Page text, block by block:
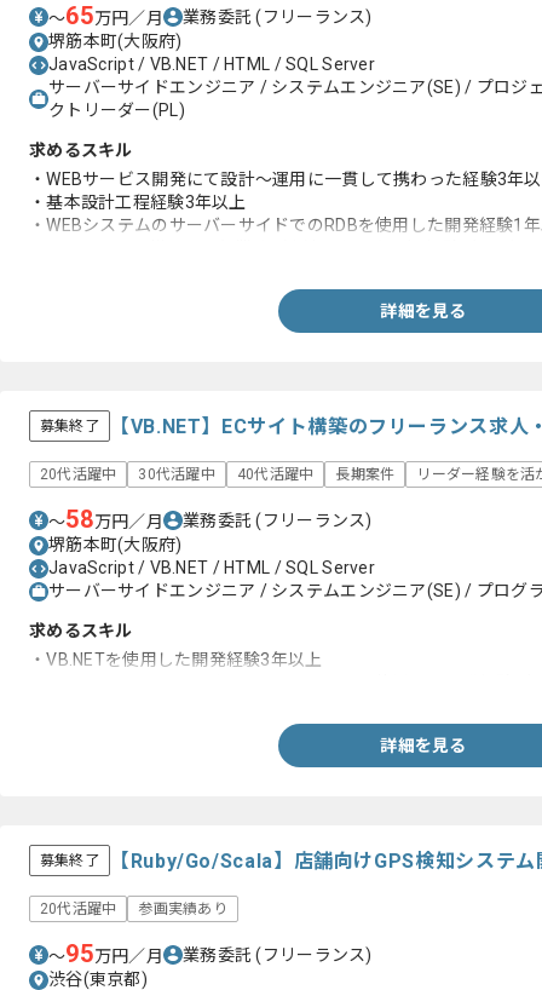
〜65万円／月 業務委託(フリーランス)
堺筋本町(大阪府)
JavaScript / VB.NET / HTML / SQL Server
サーバーサイドエンジニア / システムエンジニア(SE) / プロジ
クトリーダー(PL)
求めるスキル
・WEBサービス開発にて設計～運用に一貫して携わった経験3年
・基本設計工程経験3年以上
・WEBシステムのサーバーサイドでのRDBを使用した開発経験1
詳細を見る
募集終了 【VB.NET】ECサイト構築のフリーランス求人
20代活躍中 30代活躍中 40代活躍中 長期案件 リーダー経験を活
〜58万円／月 業務委託(フリーランス)
堺筋本町(大阪府)
JavaScript / VB.NET / HTML / SQL Server
サーバーサイドエンジニア / システムエンジニア(SE) / プログ
求めるスキル
・VB.NETを使用した開発経験3年以上
詳細を見る
募集終了 【Ruby/Go/Scala】店舗向けGPS検知システ
20代活躍中 参画実績あり
〜95万円／月 業務委託(フリーランス)
渋谷(東京都)